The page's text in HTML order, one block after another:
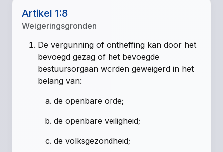
Artikel 1:8
Weigeringsgronden
De vergunning of ontheffing kan door het
bevoegd gezag of het bevoegde
bestuursorgaan worden geweigerd in het
belang van:
de openbare orde;
de openbare veiligheid;
de volksgezondheid;